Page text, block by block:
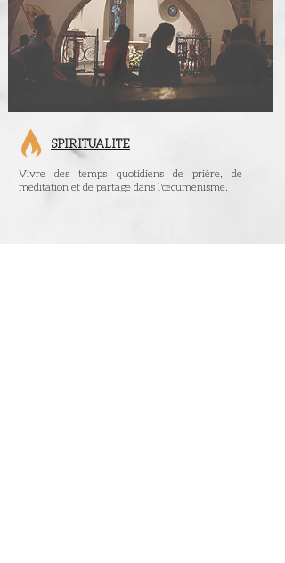
SPIRITUALITE
Vivre des temps quotidiens de prière, de
méditation et de partage dans l'œcuménisme.